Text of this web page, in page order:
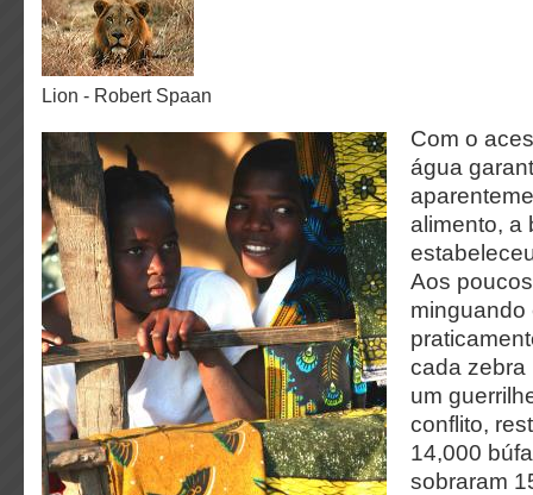
Lion - Robert Spaan
Com o
água
alimento, a
Aos
minguando
cada zebra
um
conflito,
14,000
sobraram